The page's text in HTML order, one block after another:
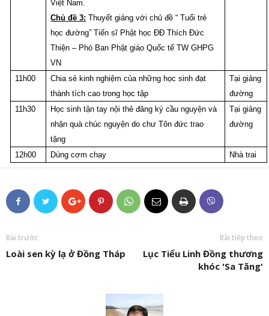
Việt Nam.
Chủ đề 3: Thuyết giảng với chủ đề “ Tuổi trẻ
học đường” Tiến sĩ Phật học ĐĐ Thích Đức
Thiện – Phó Ban Phật giáo Quốc tế TW GHPG
VN
11h00
Chia sẻ kinh nghiệm của những học sinh đạt
thành tích cao trong học tập
Tại giảng
đường
11h30
Học sinh tận tay nội thẻ đăng ký cầu nguyện và
nhận quà chúc nguyện do chư Tôn đức trao
tặng
Tại giảng
đường
12h00 Dùng cơm chay Nhà trai
Bài trước
Loài sen kỳ lạ ở Đồng Tháp
Bài tiếp theo
Lục Tiểu Linh Đồng thương
khóc 'Sa Tăng'